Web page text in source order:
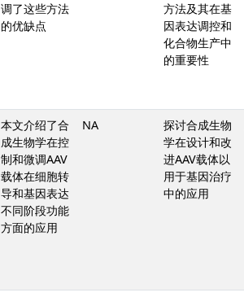
调了这些方法
的优缺点
方法及其在基
因表达调控和
化合物生产中
的重要性
本文介绍了合
成生物学在控
制和微调AAV
载体在细胞转
导和基因表达
不同阶段功能
方面的应用
NA
探讨合成生物
学在设计和改
进AAV载体以
用于基因治疗
中的应用